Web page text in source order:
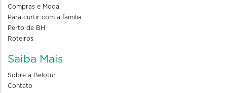
Compras e Moda
Para curtir com a familia
Perto de BH
Roteiros
Saiba Mais
Sobre a Belotur
Contato